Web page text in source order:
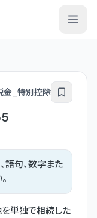
金_特別控除
語句、数字また
単独で相続した